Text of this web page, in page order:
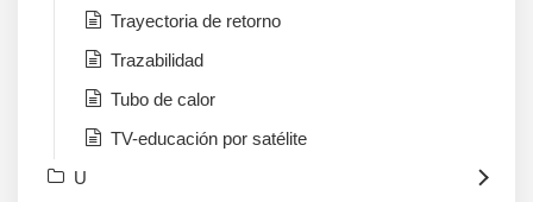
Trayectoria de retorno
Trazabilidad
Tubo de calor
TV-educación por satélite
U